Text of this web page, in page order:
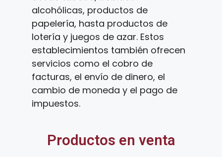
alcohólicas, productos de
papelería, hasta productos de
lotería y juegos de azar. Estos
establecimientos también ofrecen
servicios como el cobro de
facturas, el envío de dinero, el
cambio de moneda y el pago de
impuestos.
Productos en venta